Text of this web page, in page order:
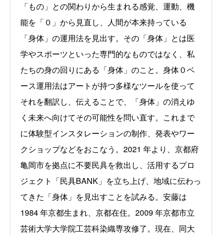
「もの」との関わりから生まれる感覚、運動、機
能を「０」から見直し、人間が本来持っている
「身体」の運用法を見出す。その「身体」とは医
学やスポーツといった専門的なものではなく、私
たちの身の回りにある「身体」のこと。身体０ベ
ース運用法はアートが持つ多様なツールを使って
それを翻訳し、伝えることで、「身体」の消えゆ
く未来へ向けてその可能性を問い直す。これまで
に体験型インスタレーションの制作、発表やワー
クショップなどをおこなう。2021 年より、京都府
亀岡市を拠点に不要民具を救出し、活用するプロ
ジェクト「民具BANK」を立ち上げ、地域に伝わっ
てきた「身体」を見出すことを試みる。安藤は
1984 年京都生まれ、京都在住。2009 年京都市立
芸術大学大学院工芸科染織専攻修了。現在、同大